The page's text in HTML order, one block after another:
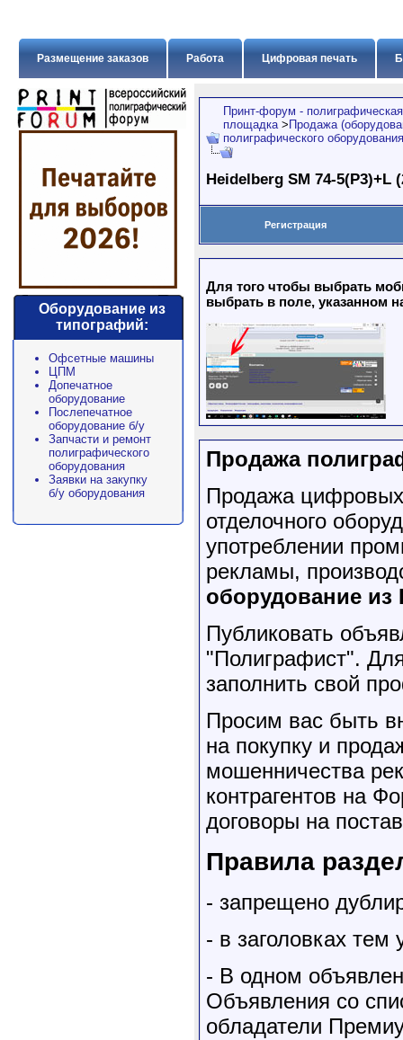
Цифровая печать
Работа
Размещение заказов
Оборудование из
типографий:
Офсетные машины
ЦПМ
Допечатное
оборудование
Послепечатное
оборудование б/у
Запчасти и ремонт
полиграфического
оборудования
Заявки на закупку
б/у оборудования
Принт-форум -
площадка > Продажа
полиграфического оборудования
Heidelberg SM 74-5(P3)+L
Регистрация
Для того чтобы выбрать
выбрать в поле, указанном
Продажа
Продажа
отделочного
употреблении
рекламы,
оборудование
Публиковать
"Полиграфист".
заполнить свой
Просим вас быть
на покупку и
мошенничества
контрагентов на
договоры на
Правила
- запрещено
- в заголовках тем
- В одном
Объявления со
обладатели